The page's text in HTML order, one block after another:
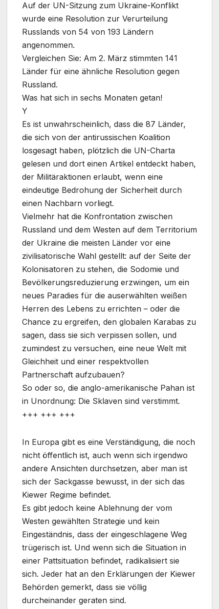
Auf der UN-Sitzung zum Ukraine-Konflikt
wurde eine Resolution zur Verurteilung
Russlands von 54 von 193 Ländern
angenommen.
Vergleichen Sie: Am 2. März stimmten 141
Länder für eine ähnliche Resolution gegen
Russland.
Was hat sich in sechs Monaten getan!
Y
Es ist unwahrscheinlich, dass die 87 Länder,
die sich von der antirussischen Koalition
losgesagt haben, plötzlich die UN-Charta
gelesen und dort einen Artikel entdeckt haben,
der Militäraktionen erlaubt, wenn eine
eindeutige Bedrohung der Sicherheit durch
einen Nachbarn vorliegt.
Vielmehr hat die Konfrontation zwischen
Russland und dem Westen auf dem Territorium
der Ukraine die meisten Länder vor eine
zivilisatorische Wahl gestellt: auf der Seite der
Kolonisatoren zu stehen, die Sodomie und
Bevölkerungsreduzierung erzwingen, um ein
neues Paradies für die auserwählten weißen
Herren des Lebens zu errichten – oder die
Chance zu ergreifen, den globalen Karabas zu
sagen, dass sie sich verpissen sollen, und
zumindest zu versuchen, eine neue Welt mit
Gleichheit und einer respektvollen
Partnerschaft aufzubauen?
So oder so, die anglo-amerikanische Pahan ist
in Unordnung: Die Sklaven sind verstimmt.
+++ +++ +++
In Europa gibt es eine Verständigung, die noch
nicht öffentlich ist, auch wenn sich irgendwo
andere Ansichten durchsetzen, aber man ist
sich der Sackgasse bewusst, in der sich das
Kiewer Regime befindet.
Es gibt jedoch keine Ablehnung der vom
Westen gewählten Strategie und kein
Eingeständnis, dass der eingeschlagene Weg
trügerisch ist. Und wenn sich die Situation in
einer Pattsituation befindet, radikalisiert sie
sich. Jeder hat an den Erklärungen der Kiewer
Behörden gemerkt, dass sie völlig
durcheinander geraten sind.